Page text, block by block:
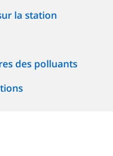
la station
des polluants